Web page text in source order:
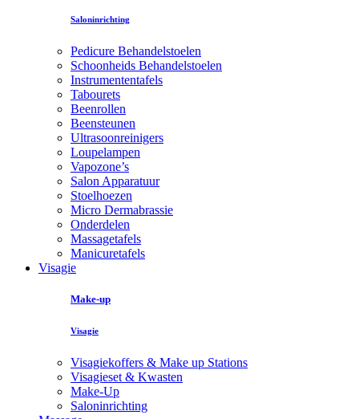
Saloninrichting
Pedicure Behandelstoelen
Schoonheids Behandelstoelen
Instrumententafels
Tabourets
Beenrollen
Beensteunen
Ultrasoonreinigers
Loupelampen
Vapozone’s
Salon Apparatuur
Stoelhoezen
Micro Dermabrassie
Onderdelen
Massagetafels
Manicuretafels
Visagie
Make-up
Visagie
Visagiekoffers & Make up Stations
Visagieset & Kwasten
Make-Up
Saloninrichting